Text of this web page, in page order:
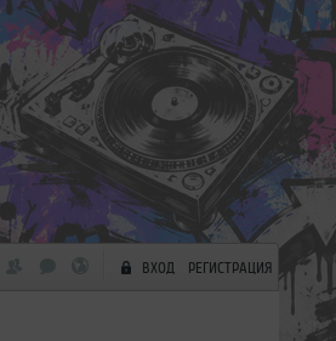
ВХОД РЕГИСТРАЦИЯ